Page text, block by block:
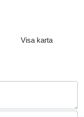
Visa karta